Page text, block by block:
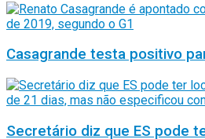
Casagrande testa positivo
Secretário diz que ES pode